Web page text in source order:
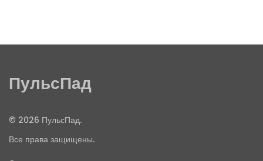
ПульсПад
© 2026 ПульсПад.
Все права защищены.